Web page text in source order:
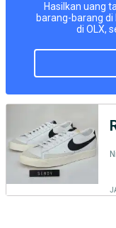
Hasilkan uang
barang-barang
di OLX,